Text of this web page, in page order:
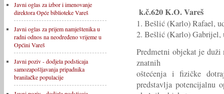
Javni oglas za izbor i imenovanje
direktora Opće biblioteke Vareš
Javni oglas za prijem namještenika u
radni odnos na neodređeno vrijeme u
Općini Vareš
Javni poziv - dodjela podsticaja
samozapošljavanja pripadnika
branilačke populacije
k.č.620 K.O. Vareš
1. Bešlić (Karlo) Rafael,
2. Bešlić (Karlo) Gabrijel,
Predmetni objekat je duži
znatnih
oštećenja i fizičke
predstavlja potencijalnu